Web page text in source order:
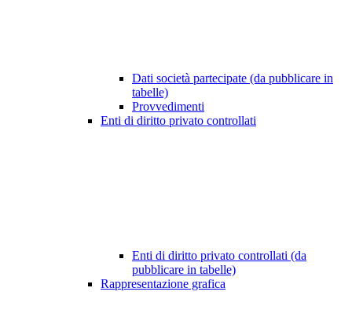
Dati società partecipate (da pubblicare in
tabelle)
Provvedimenti
Enti di diritto privato controllati
Enti di diritto privato controllati (da
pubblicare in tabelle)
Rappresentazione grafica